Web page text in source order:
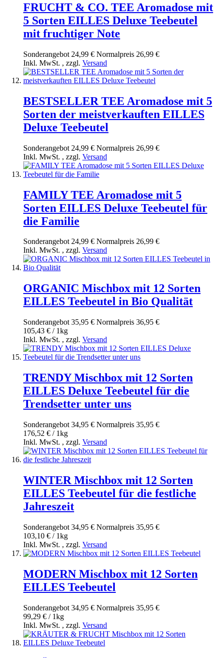
FRUCHT & CO. TEE Aromadose mit
5 Sorten EILLES Deluxe Teebeutel
mit fruchtiger Note
Sonderangebot 24,99 € Normal­preis 26,99 €
Inkl. MwSt. , zzgl. Versand
BESTSELLER TEE Aromadose mit 5
Sorten der meistverkauften EILLES
Deluxe Teebeutel
Sonderangebot 24,99 € Normal­preis 26,99 €
Inkl. MwSt. , zzgl. Versand
FAMILY TEE Aromadose mit 5
Sorten EILLES Deluxe Teebeutel für
die Familie
Sonderangebot 24,99 € Normal­preis 26,99 €
Inkl. MwSt. , zzgl. Versand
ORGANIC Mischbox mit 12 Sorten
EILLES Teebeutel in Bio Qualität
Sonderangebot 35,95 € Normal­preis 36,95 €
105,43 € / 1kg
Inkl. MwSt. , zzgl. Versand
TRENDY Mischbox mit 12 Sorten
EILLES Deluxe Teebeutel für die
Trendsetter unter uns
Sonderangebot 34,95 € Normal­preis 35,95 €
176,52 € / 1kg
Inkl. MwSt. , zzgl. Versand
WINTER Mischbox mit 12 Sorten
EILLES Teebeutel für die festliche
Jahreszeit
Sonderangebot 34,95 € Normal­preis 35,95 €
103,10 € / 1kg
Inkl. MwSt. , zzgl. Versand
MODERN Mischbox mit 12 Sorten
EILLES Teebeutel
Sonderangebot 34,95 € Normal­preis 35,95 €
99,29 € / 1kg
Inkl. MwSt. , zzgl. Versand